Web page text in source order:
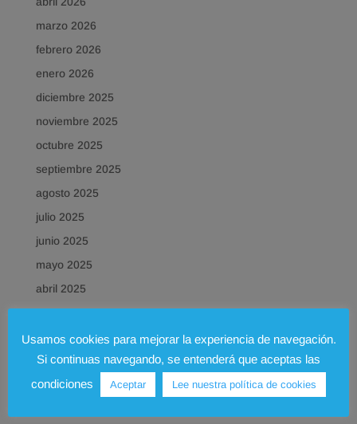
marzo 2026
febrero 2026
enero 2026
diciembre 2025
noviembre 2025
octubre 2025
septiembre 2025
agosto 2025
julio 2025
junio 2025
mayo 2025
abril 2025
marzo 2025
febrero 2025
enero 2025
diciembre 2024
Usamos cookies para mejorar la experiencia de navegación.
Si continuas navegando, se entenderá que aceptas las
condiciones
Aceptar Lee nuestra política de cookies